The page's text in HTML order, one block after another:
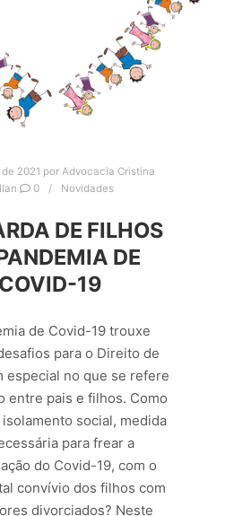
2021 por Advocacia Cristina
0 Novidades
DE FILHOS
DE
COVID-19
de Covid-19 trouxe
para o Direito de
especial no que se refere
entre pais e filhos. Como
social, medida
para frear a
do Covid-19, com o
convívio dos filhos com
divorciados? Neste